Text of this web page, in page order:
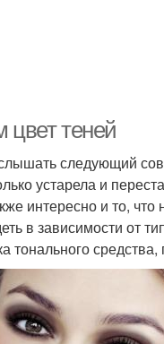
цвет теней
следующий
устарела и
интересно и то,
в зависимости от
тонального